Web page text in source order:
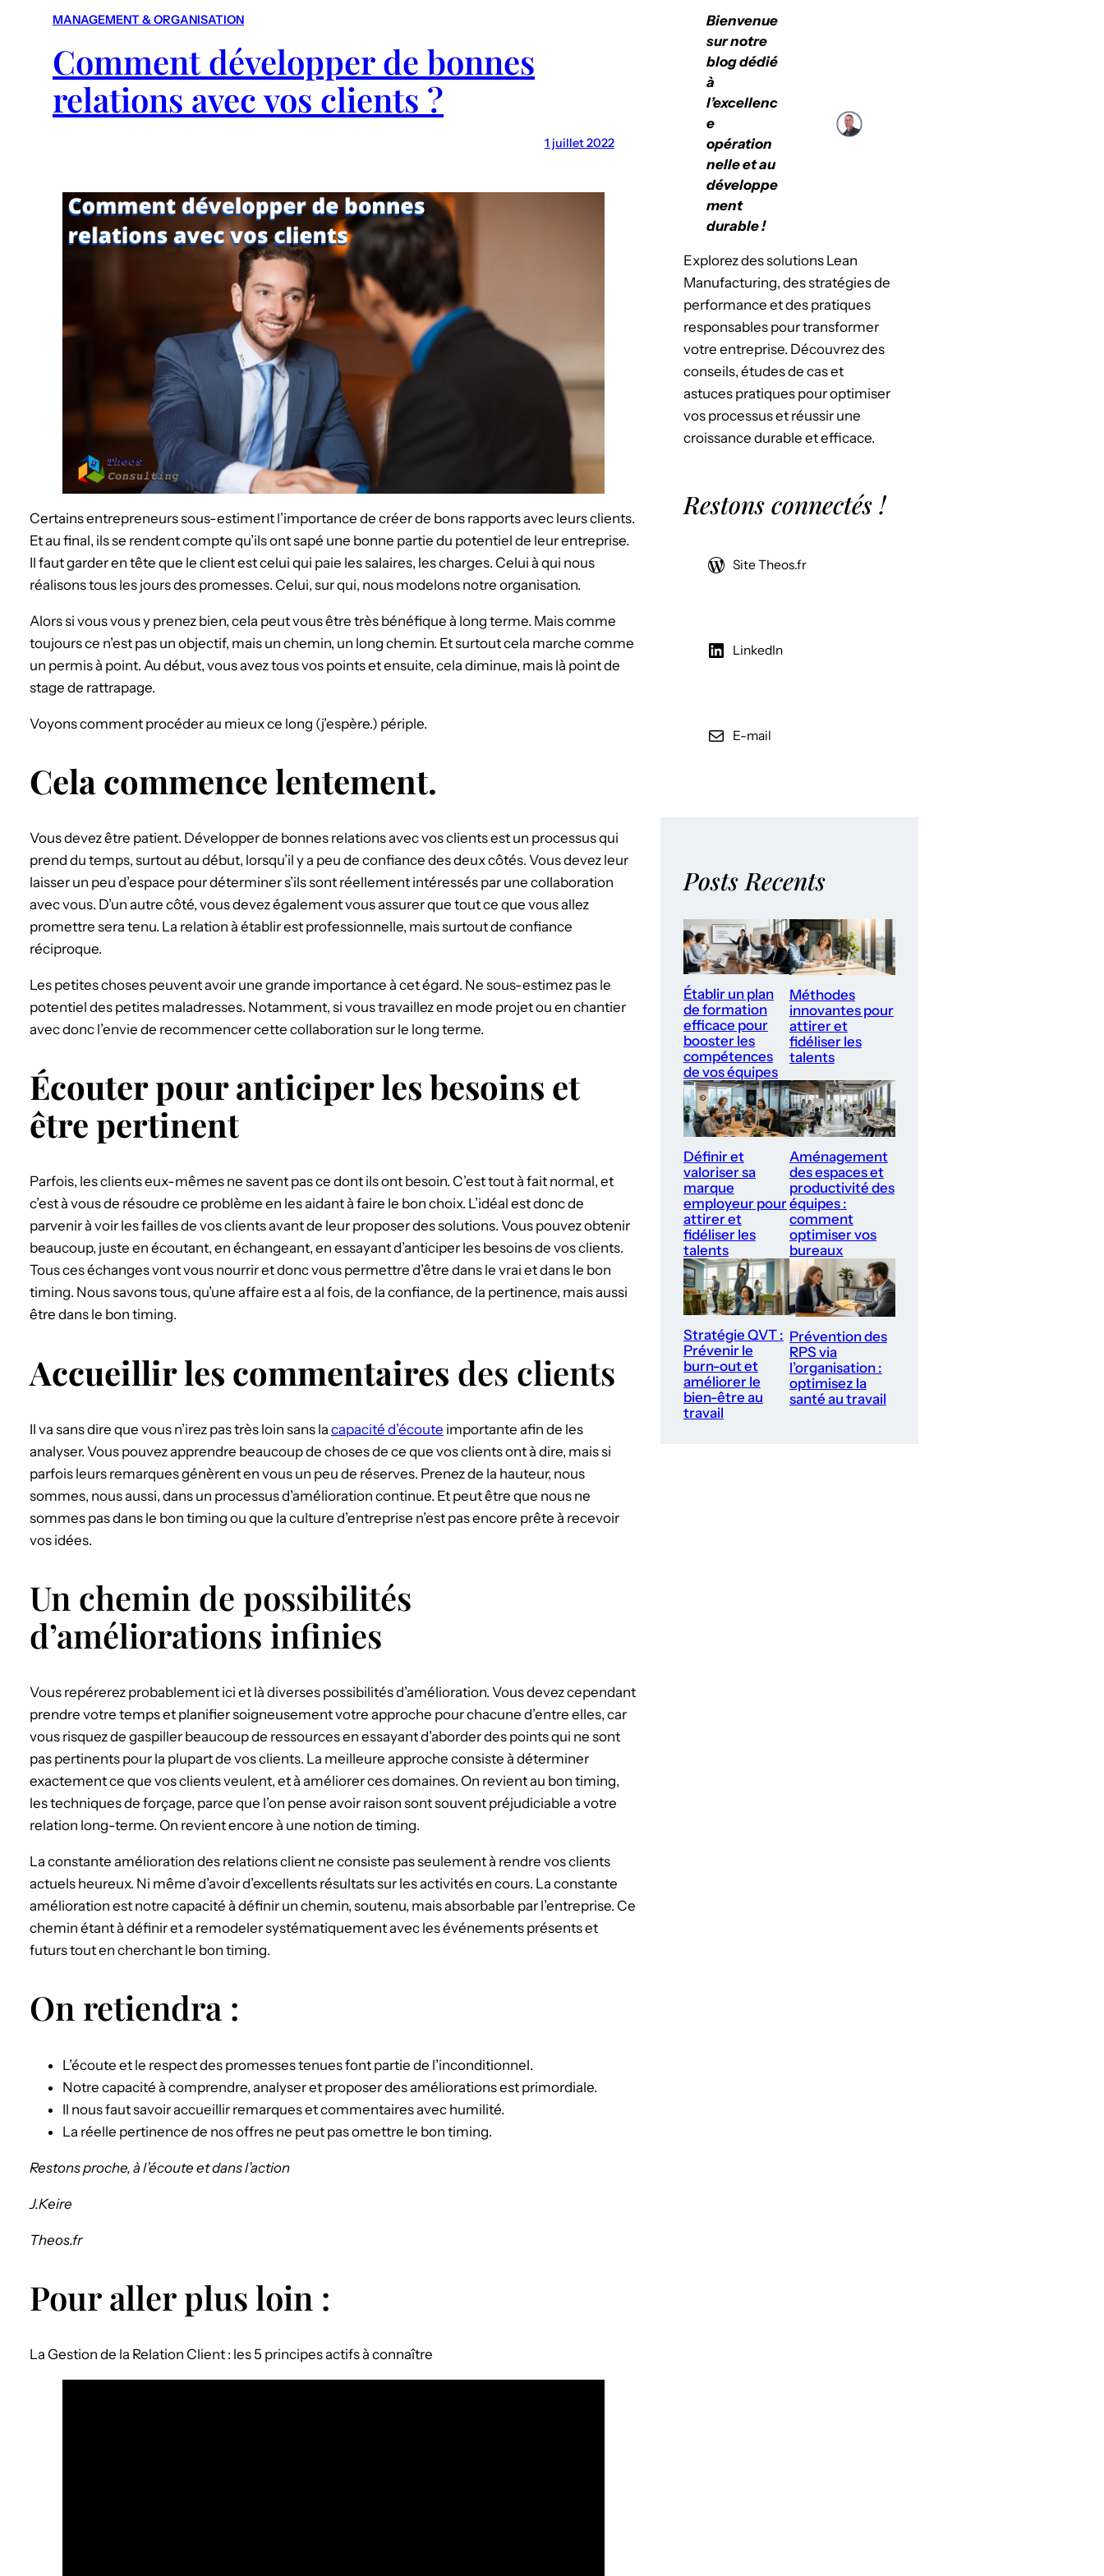
MANAGEMENT & ORGANISATION
Comment développer de bonnes
relations avec vos clients ?
1 juillet 2022
Certains entrepreneurs sous-estiment l’importance de créer de bons rapports avec leurs clients.
Et au final, ils se rendent compte qu’ils ont sapé une bonne partie du potentiel de leur entreprise.
Il faut garder en tête que le client est celui qui paie les salaires, les charges. Celui à qui nous
réalisons tous les jours des promesses. Celui, sur qui, nous modelons notre organisation.
Alors si vous vous y prenez bien, cela peut vous être très bénéfique à long terme. Mais comme
toujours ce n’est pas un objectif, mais un chemin, un long chemin. Et surtout cela marche comme
un permis à point. Au début, vous avez tous vos points et ensuite, cela diminue, mais là point de
stage de rattrapage.
Voyons comment procéder au mieux ce long (j’espère.) périple.
Cela commence lentement.
Vous devez être patient. Développer de bonnes relations avec vos clients est un processus qui
prend du temps, surtout au début, lorsqu’il y a peu de confiance des deux côtés. Vous devez leur
laisser un peu d’espace pour déterminer s’ils sont réellement intéressés par une collaboration
avec vous. D’un autre côté, vous devez également vous assurer que tout ce que vous allez
promettre sera tenu. La relation à établir est professionnelle, mais surtout de confiance
réciproque.
Les petites choses peuvent avoir une grande importance à cet égard. Ne sous-estimez pas le
potentiel des petites maladresses. Notamment, si vous travaillez en mode projet ou en chantier
avec donc l’envie de recommencer cette collaboration sur le long terme.
Écouter pour anticiper les besoins et
être pertinent
Parfois, les clients eux-mêmes ne savent pas ce dont ils ont besoin. C’est tout à fait normal, et
c’est à vous de résoudre ce problème en les aidant à faire le bon choix. L’idéal est donc de
parvenir à voir les failles de vos clients avant de leur proposer des solutions. Vous pouvez obtenir
beaucoup, juste en écoutant, en échangeant, en essayant d’anticiper les besoins de vos clients.
Tous ces échanges vont vous nourrir et donc vous permettre d’être dans le vrai et dans le bon
timing. Nous savons tous, qu’une affaire est a al fois, de la confiance, de la pertinence, mais aussi
être dans le bon timing.
Accueillir les commentaires des clients
Il va sans dire que vous n’irez pas très loin sans la capacité d’écoute importante afin de les
analyser. Vous pouvez apprendre beaucoup de choses de ce que vos clients ont à dire, mais si
parfois leurs remarques génèrent en vous un peu de réserves. Prenez de la hauteur, nous
sommes, nous aussi, dans un processus d’amélioration continue. Et peut être que nous ne
sommes pas dans le bon timing ou que la culture d’entreprise n’est pas encore prête à recevoir
vos idées.
Un chemin de possibilités
d’améliorations infinies
Vous repérerez probablement ici et là diverses possibilités d’amélioration. Vous devez cependant
prendre votre temps et planifier soigneusement votre approche pour chacune d’entre elles, car
vous risquez de gaspiller beaucoup de ressources en essayant d’aborder des points qui ne sont
pas pertinents pour la plupart de vos clients. La meilleure approche consiste à déterminer
exactement ce que vos clients veulent, et à améliorer ces domaines. On revient au bon timing,
les techniques de forçage, parce que l’on pense avoir raison sont souvent préjudiciable a votre
relation long-terme. On revient encore à une notion de timing.
La constante amélioration des relations client ne consiste pas seulement à rendre vos clients
actuels heureux. Ni même d’avoir d’excellents résultats sur les activités en cours. La constante
amélioration est notre capacité à définir un chemin, soutenu, mais absorbable par l’entreprise. Ce
chemin étant à définir et a remodeler systématiquement avec les événements présents et
futurs tout en cherchant le bon timing.
On retiendra :
L’écoute et le respect des promesses tenues font partie de l’inconditionnel.
Notre capacité à comprendre, analyser et proposer des améliorations est primordiale.
Il nous faut savoir accueillir remarques et commentaires avec humilité.
La réelle pertinence de nos offres ne peut pas omettre le bon timing.
Restons proche, à l’écoute et dans l’action
J.Keire
Theos.fr
Pour aller plus loin :
La Gestion de la Relation Client : les 5 principes actifs à connaître
Bienvenue
sur notre
blog dédié
à
l’excellenc
e
opération
nelle et au
développe
ment
durable !
Explorez des solutions Lean
Manufacturing, des stratégies de
performance et des pratiques
responsables pour transformer
votre entreprise. Découvrez des
conseils, études de cas et
astuces pratiques pour optimiser
vos processus et réussir une
croissance durable et efficace.
Restons connectés !
Site Theos.fr
LinkedIn
E-mail
Posts Recents
Établir un plan
de formation
efficace pour
booster les
compétences
de vos équipes
Méthodes
innovantes pour
attirer et
fidéliser les
talents
Définir et
valoriser sa
marque
employeur pour
attirer et
fidéliser les
talents
Aménagement
des espaces et
productivité des
équipes :
comment
optimiser vos
bureaux
Stratégie QVT :
Prévenir le
burn-out et
améliorer le
bien-être au
travail
Prévention des
RPS via
l’organisation :
optimisez la
santé au travail